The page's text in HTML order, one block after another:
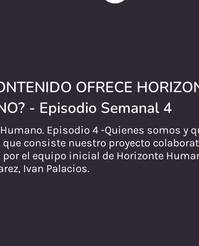
OFRECE
- Episodio Semanal 4
Episodio 4 -Quienes somos y
que consiste nuestro proyecto
el equipo inicial de Horizonte
Ivan Palacios.